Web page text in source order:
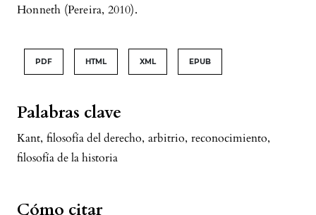
Palabras clave
Kant, filosofía del derecho, arbitrio, reconocimiento,
filosofía de la historia
Cómo citar
Honneth (Pereira, 2010).
PDF HTML XML EPUB